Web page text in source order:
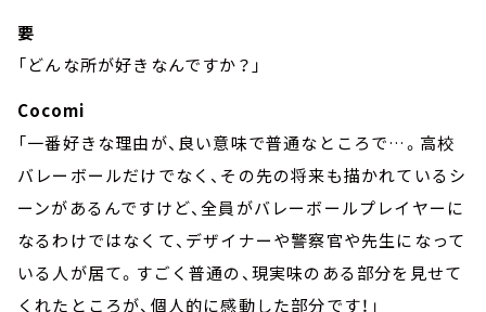
要
「どんな所が好きなんですか？」
Cocomi
「一番好きな理由が、良い意味で普通なところで…。高校
バレーボールだけでなく、その先の将来も描かれているシ
ーンがあるんですけど、全員がバレーボールプレイヤーに
なるわけではなくて、デザイナーや警察官や先生になって
いる人が居て。すごく普通の、現実味のある部分を見せて
くれたところが、個人的に感動した部分です！」